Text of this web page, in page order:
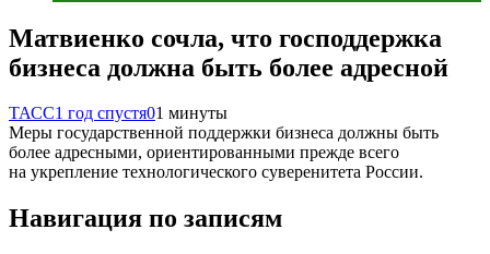
Матвиенко сочла, что господдержка
бизнеса должна быть более адресной
ТАСС1 год спустя01 минуты
Меры государственной поддержки бизнеса должны быть
более адресными, ориентированными прежде всего
на укрепление технологического суверенитета России.
Навигация по записям